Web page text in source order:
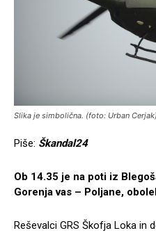
Slika je simbolična. (foto: Urban Cerjak)
Piše: Škandal24
Ob 14.35 je na poti iz
Gorenja vas – Poljane,
Reševalci GRS Škofja Loka in